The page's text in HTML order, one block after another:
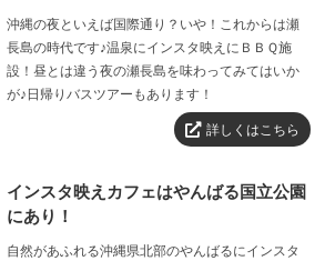
沖縄の夜といえば国際通り？いや！これからは瀬
長島の時代です♪温泉にインスタ映えにＢＢＱ施
設！昼とは違う夜の瀬長島を味わってみてはいか
が♪日帰りバスツアーもあります！
詳しくはこちら
インスタ映えカフェはやんばる国立公園
にあり！
自然があふれる沖縄県北部のやんばるにインスタ